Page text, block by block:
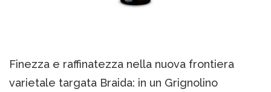
Finezza e raffinatezza nella nuova frontiera
varietale targata Braida: in un Grignolino